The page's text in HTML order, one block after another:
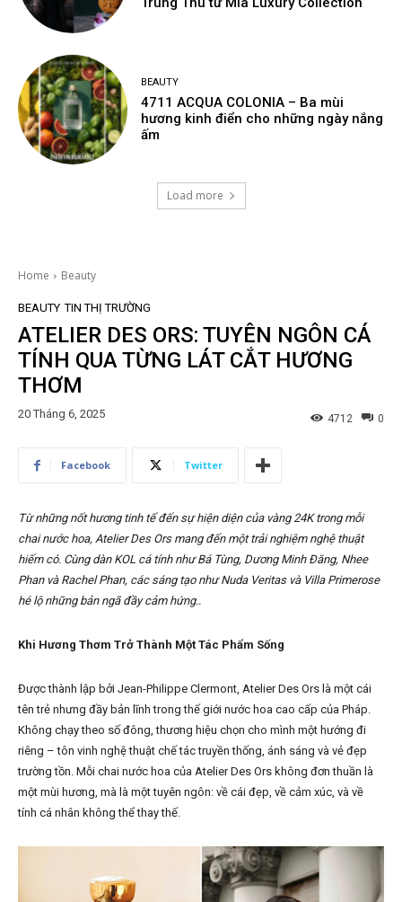
BEAUTY
4711 ACQUA COLONIA – Ba mùi
hương kinh điển cho những ngày nắng
ấm
Load more